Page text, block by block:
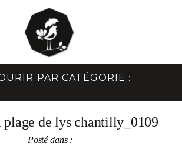
PAR CATÉGORIE :
plage de lys chantilly_0109
Posté dans :